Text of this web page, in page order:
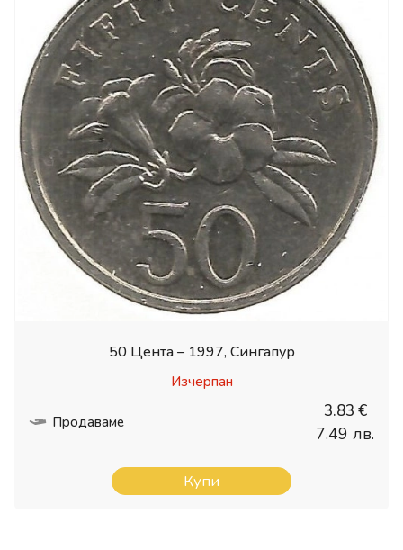
50 Цента – 1997, Сингапур
Изчерпан
Продаваме
3.83 €
7.49 лв.
Купи